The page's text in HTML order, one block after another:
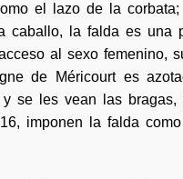
el lazo de la corbata;
caballo, la falda es una
al sexo femenino,
de Méricourt es
se les vean las
imponen la falda